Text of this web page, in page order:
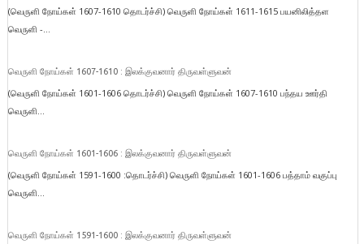
(வெருளி நோய்கள் 1607-1610 தொடர்ச்சி) வெருளி நோய்கள் 1611-1615 பயனிலித்தள
வெருளி -...
வெருளி நோய்கள் 1607-1610 : இலக்குவனார் திருவள்ளுவன்
(வெருளி நோய்கள் 1601-1606 தொடர்ச்சி) வெருளி நோய்கள் 1607-1610 பந்தய ஊர்தி
வெருளி...
வெருளி நோய்கள் 1601-1606 : இலக்குவனார் திருவள்ளுவன்
(வெருளி நோய்கள் 1591-1600 :தொடர்ச்சி) வெருளி நோய்கள் 1601-1606 பத்தாம் வகுப்பு
வெருளி...
வெருளி நோய்கள் 1591-1600 : இலக்குவனார் திருவள்ளுவன்